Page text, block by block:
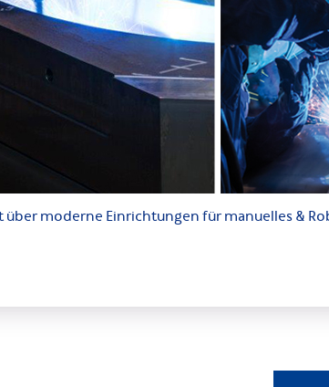
über moderne Einrichtungen für manuelles &